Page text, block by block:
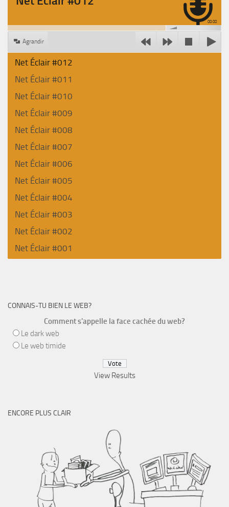
00:00
Agrandir
Net Éclair #012
Net Éclair #011
Net Éclair #010
Net Éclair #009
Net Éclair #008
Net Éclair #007
Net Éclair #006
Net Éclair #005
Net Éclair #004
Net Éclair #003
Net Éclair #002
Net Éclair #001
CONNAIS-TU BIEN LE WEB?
Comment s'appelle la face cachée du web?
Le dark web
Le web timide
View Results
ENCORE PLUS CLAIR